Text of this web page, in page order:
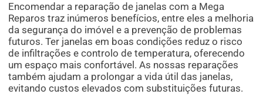
Encomendar a reparação de janelas com a Mega
Reparos traz inúmeros benefícios, entre eles a melhoria
da segurança do imóvel e a prevenção de problemas
futuros. Ter janelas em boas condições reduz o risco
de infiltrações e controlo de temperatura, oferecendo
um espaço mais confortável. As nossas reparações
também ajudam a prolongar a vida útil das janelas,
evitando custos elevados com substituições futuras.